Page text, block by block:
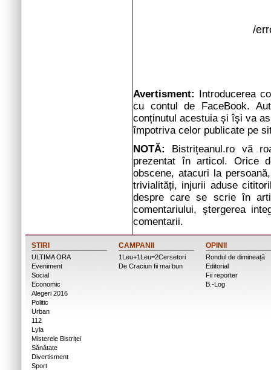
/
Avertisment: Introducerea
cu contul de FaceBook.
conținutul acestuia și își va
împotriva celor publicate pe
NOTĂ: Bistrițeanul.ro vă
prezentat în articol. Orice
obscene, atacuri la
trivialități, injurii aduse
despre care se scrie în
comentariului, ștergerea
comentarii.
STIRI
ULTIMA ORA
Eveniment
Social
Economic
Alegeri 2016
Politic
Urban
112
Lyla
Misterele Bistriței
Sănătate
Divertisment
Sport
CAMPANII
1Leu+1Leu=2Cersetori
De Craciun fii mai bun
OPINII
Rondul de dimineață
Editorial
Fii reporter
B.-Log